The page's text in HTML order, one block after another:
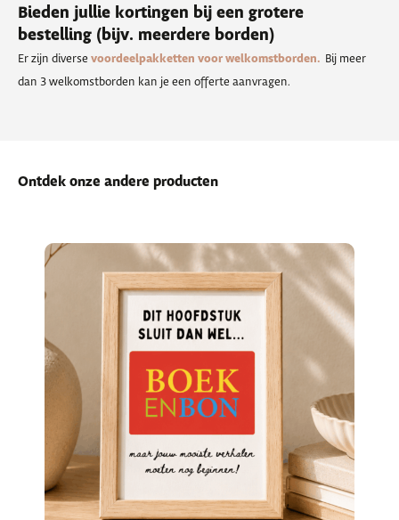
Bieden jullie kortingen bij een grotere
bestelling (bijv. meerdere borden)
Er zijn diverse voordeelpakketten voor welkomstborden. Bij meer
dan 3 welkomstborden kan je een offerte aanvragen.
Ontdek onze andere producten